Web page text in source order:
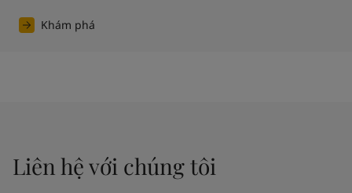
Khám phá
Liên hệ với chúng tôi